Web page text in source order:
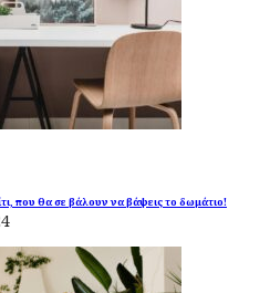
που θα σε βάλουν να βάψεις το δωμάτιο!